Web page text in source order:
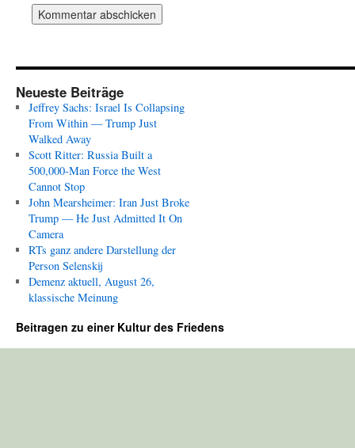
Neueste Beiträge
Jeffrey Sachs: Israel Is Collapsing
From Within — Trump Just
Walked Away
Scott Ritter: Russia Built a
500,000-Man Force the West
Cannot Stop
John Mearsheimer: Iran Just Broke
Trump — He Just Admitted It On
Camera
RTs ganz andere Darstellung der
Person Selenskij
Demenz aktuell, August 26,
klassische Meinung
Beitragen zu einer Kultur des Friedens